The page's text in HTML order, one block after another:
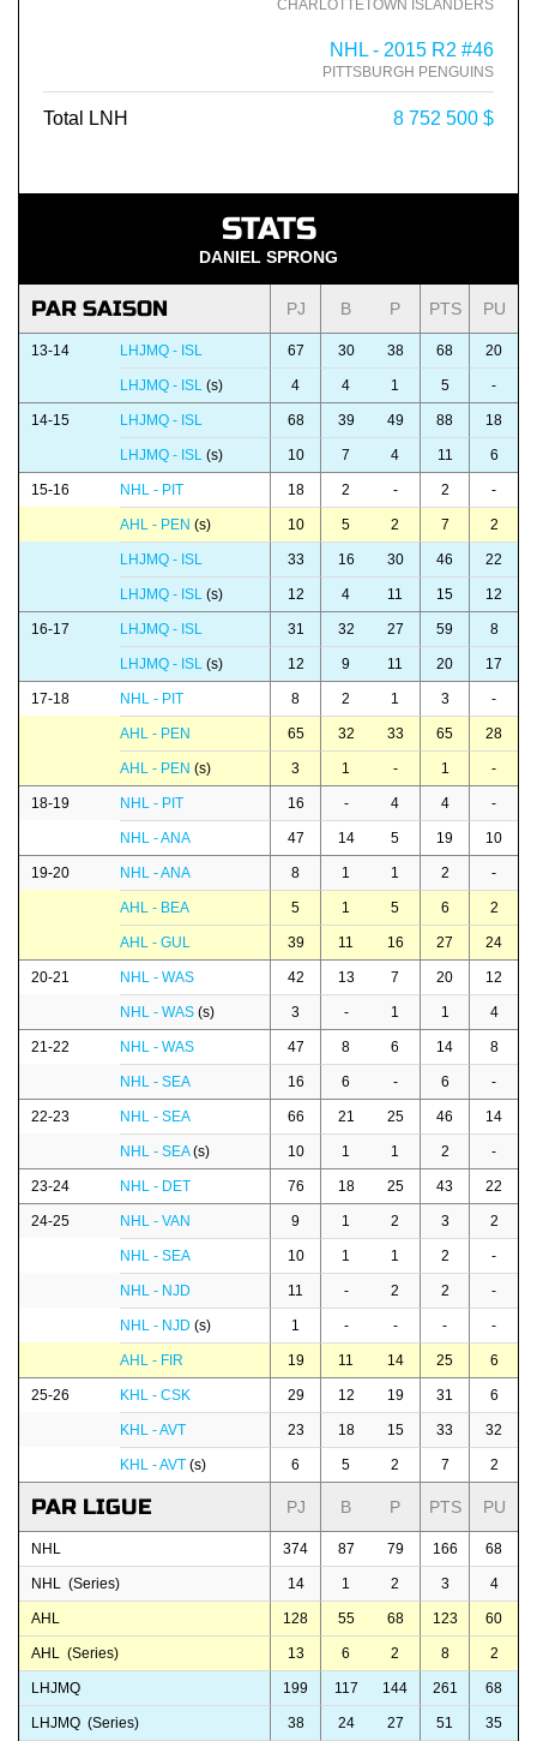
CHARLOTTETOWN ISLANDERS
NHL - 2015 R2 #46
PITTSBURGH PENGUINS
Total LNH 8 752 500 $
STATS
DANIEL SPRONG
PAR SAISON PJ B P PTS PU
13-14 LHJMQ - ISL 67 30 38 68 20
LHJMQ - ISL (s) 4 4 1 5 -
14-15 LHJMQ - ISL 68 39 49 88 18
LHJMQ - ISL (s) 10 7 4 11 6
15-16 NHL - PIT 18 2 - 2 -
AHL - PEN (s) 10 5 2 7 2
LHJMQ - ISL 33 16 30 46 22
LHJMQ - ISL (s) 12 4 11 15 12
16-17 LHJMQ - ISL 31 32 27 59 8
LHJMQ - ISL (s) 12 9 11 20 17
17-18 NHL - PIT 8 2 1 3 -
AHL - PEN 65 32 33 65 28
AHL - PEN (s) 3 1 - 1 -
18-19 NHL - PIT 16 - 4 4 -
NHL - ANA 47 14 5 19 10
19-20 NHL - ANA 8 1 1 2 -
AHL - BEA 5 1 5 6 2
AHL - GUL 39 11 16 27 24
20-21 NHL - WAS 42 13 7 20 12
NHL - WAS (s) 3 - 1 1 4
21-22 NHL - WAS 47 8 6 14 8
NHL - SEA 16 6 - 6 -
22-23 NHL - SEA 66 21 25 46 14
NHL - SEA(s) 10 1 1 2 -
23-24 NHL - DET 76 18 25 43 22
24-25 NHL - VAN 9 1 2 3 2
NHL - SEA 10 1 1 2 -
NHL - NJD 11 - 2 2 -
NHL - NJD (s) 1 - - - -
AHL - FIR 19 11 14 25 6
25-26 KHL - CSK 29 12 19 31 6
KHL - AVT 23 18 15 33 32
KHL - AVT (s) 6 5 2 7 2
PAR LIGUE PJ B P PTS PU
NHL 374 87 79 166 68
NHL (Series) 14 1 2 3 4
AHL 128 55 68 123 60
AHL (Series) 13 6 2 8 2
LHJMQ 199 117 144 261 68
LHJMQ (Series) 38 24 27 51 35